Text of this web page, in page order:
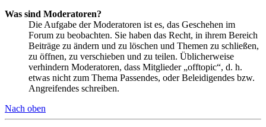
Was sind Moderatoren?
Die Aufgabe der Moderatoren ist es, das Geschehen im
Forum zu beobachten. Sie haben das Recht, in ihrem Bereich
Beiträge zu ändern und zu löschen und Themen zu schließen,
zu öffnen, zu verschieben und zu teilen. Üblicherweise
verhindern Moderatoren, dass Mitglieder „offtopic“, d. h.
etwas nicht zum Thema Passendes, oder Beleidigendes bzw.
Angreifendes schreiben.
Nach oben